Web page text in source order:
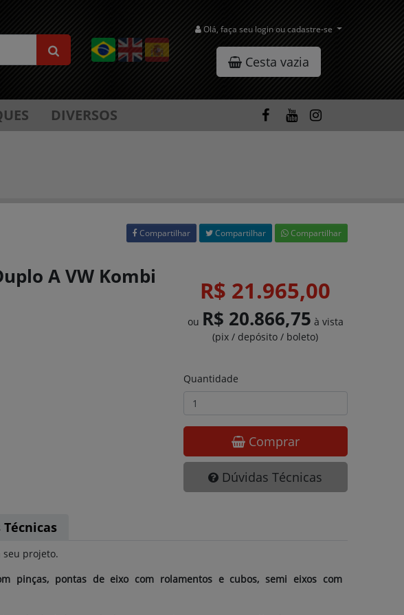
Olá, faça seu login ou cadastre-se
Cesta vazia
DIVERSOS
Compartilhar Compartilhar Compartilhar
A VW Kombi
R$ 21.965,00
ou R$ 20.866,75 à vista
(pix / depósito / boleto)
Quantidade
Comprar
Dúvidas Técnicas
Técnicas
seu projeto.
pinças, pontas de eixo com rolamentos e cubos, semi eixos com